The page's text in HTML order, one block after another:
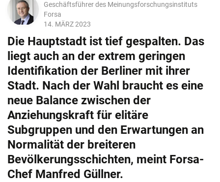
Geschäftsführer des Meinungsforschungsinstituts
Forsa
14. MÄRZ 2023
Die Hauptstadt ist tief gespalten. Das
liegt auch an der extrem geringen
Identifikation der Berliner mit ihrer
Stadt. Nach der Wahl braucht es eine
neue Balance zwischen der
Anziehungskraft für elitäre
Subgruppen und den Erwartungen an
Normalität der breiteren
Bevölkerungsschichten, meint Forsa-
Chef Manfred Güllner.